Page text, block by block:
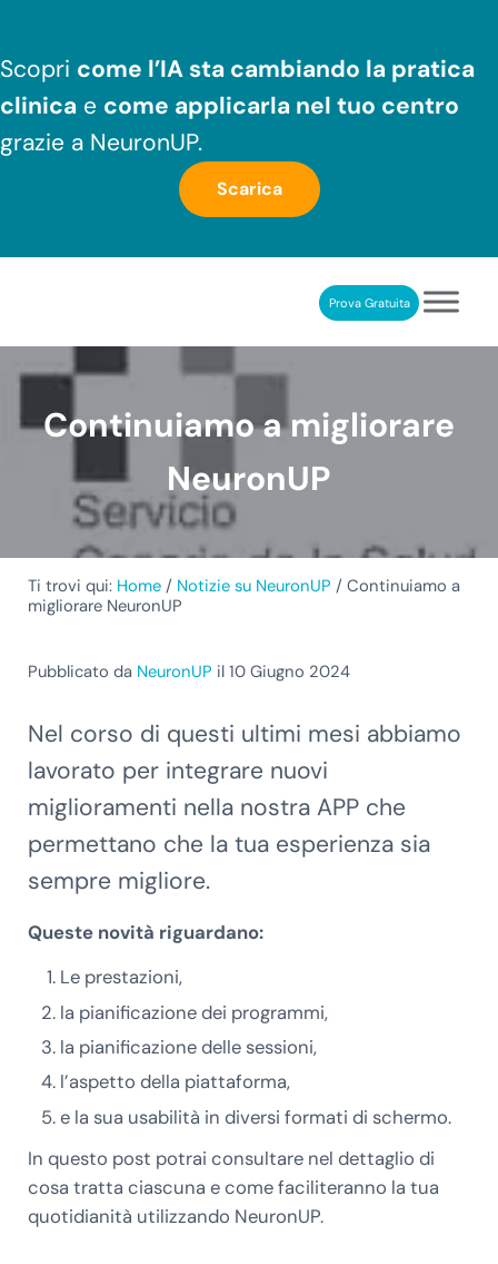
Scopri come l’IA sta cambiando la pratica
clinica e come applicarla nel tuo centro
grazie a NeuronUP.
Scarica
RIABILITAZIONE COGNITIVA PROFESSIONALEProva Gratuita
Continuiamo a migliorare
NeuronUP
Ti trovi qui: Home / Notizie su NeuronUP / Continuiamo a
migliorare NeuronUP
Pubblicato da NeuronUP il 10 Giugno 2024
Nel corso di questi ultimi mesi abbiamo
lavorato per integrare nuovi
miglioramenti nella nostra APP che
permettano che la tua esperienza sia
sempre migliore.
Queste novità riguardano:
Le prestazioni,
la pianificazione dei programmi,
la pianificazione delle sessioni,
l’aspetto della piattaforma,
e la sua usabilità in diversi formati di schermo.
In questo post potrai consultare nel dettaglio di
cosa tratta ciascuna e come faciliteranno la tua
quotidianità utilizzando NeuronUP.